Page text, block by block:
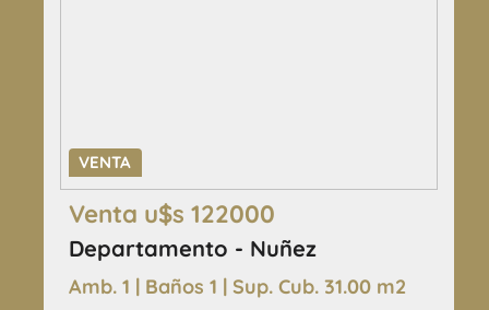
VENTA
Venta u$s 122000
Departamento - Nuñez
Amb. 1 | Baños 1 | Sup. Cub. 31.00 m2